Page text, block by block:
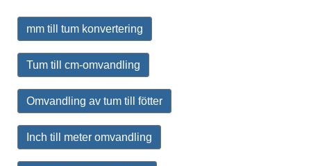
mm till tum konvertering
Tum till cm-omvandling
Omvandling av tum till fötter
Inch till meter omvandling